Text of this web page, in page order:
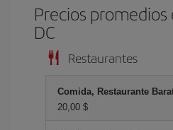
Precios
DC
Restaurantes
Comida, Restaurante
20,00 $